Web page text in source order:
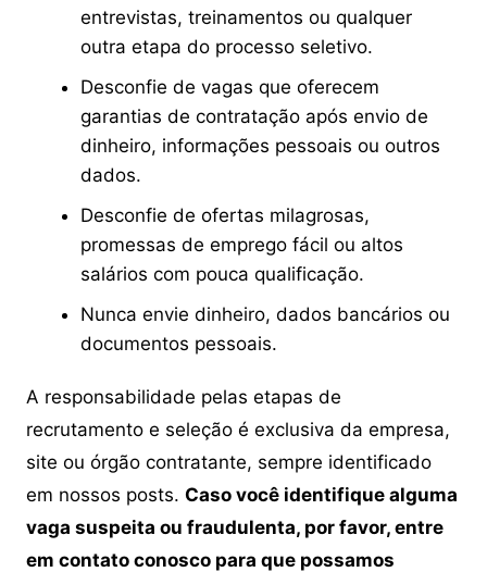
entrevistas, treinamentos ou qualquer
outra etapa do processo seletivo.
Desconfie de vagas que oferecem
garantias de contratação após envio de
dinheiro, informações pessoais ou outros
dados.
Desconfie de ofertas milagrosas,
promessas de emprego fácil ou altos
salários com pouca qualificação.
Nunca envie dinheiro, dados bancários ou
documentos pessoais.
A responsabilidade pelas etapas de
recrutamento e seleção é exclusiva da empresa,
site ou órgão contratante, sempre identificado
em nossos posts. Caso você identifique alguma
vaga suspeita ou fraudulenta, por favor, entre
em contato conosco para que possamos